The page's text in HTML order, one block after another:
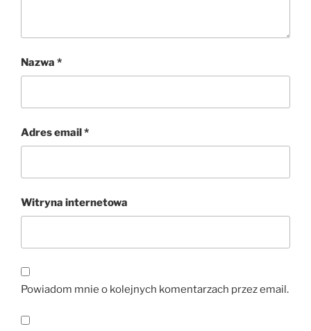
Nazwa *
Adres email*
Witryna internetowa
Powiadom mnie o kolejnych komentarzach przez email.